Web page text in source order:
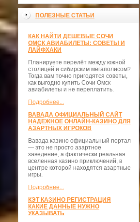
ПОЛЕЗНЫЕ СТАТЬИ
КАК НАЙТИ ДЕШЕВЫЕ СОЧИ
ОМСК АВИАБИЛЕТЫ: СОВЕТЫ И
ЛАЙФХАКИ
Планируете перелёт между южной
столицей и сибирским мегаполисом?
Тогда вам точно пригодятся советы,
как выгодно купить Сочи Омск
авиабилеты и не переплатить.
Подробнее...
ВАВАДА ОФИЦИАЛЬНЫЙ САЙТ
НАДЕЖНОЕ ОНЛАЙН-КАЗИНО ДЛЯ
АЗАРТНЫХ ИГРОКОВ
Вавада казино официальный портал
— это не просто азартное
заведение, а фактически реальная
вселенная казино приключений, в
центре которой находятся азартные
игры.
Подробнее...
КЭТ КАЗИНО РЕГИСТРАЦИЯ
КАКИЕ ДАННЫЕ НУЖНО
УКАЗЫВАТЬ